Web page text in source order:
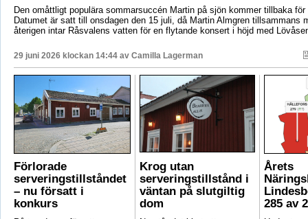
Den omåttligt populära sommarsuccén Martin på sjön kommer tillbaka
Datumet är satt till onsdagen den 15 juli, då Martin Almgren tillsammans
återigen intar Råsvalens vatten för en flytande konsert i höjd med
29 juni 2026 klockan 14:44 av Camilla Lagerman
Förlorade
serveringstillståndet
– nu försatt i
konkurs
Krog utan
serveringstillstånd i
väntan på slutgiltig
dom
Årets
285 av